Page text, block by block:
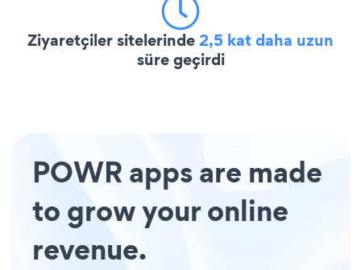
Ziyaretçiler sitelerinde2,5 kat daha uzun
süre geçirdi
POWR apps are made
to grow your online
revenue.